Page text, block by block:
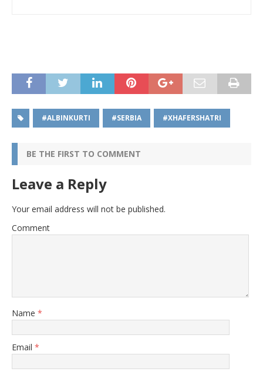
#ALBINKURTI #SERBIA #XHAFERSHATRI
BE THE FIRST TO COMMENT
Leave a Reply
Your email address will not be published.
Comment
Name *
Email *